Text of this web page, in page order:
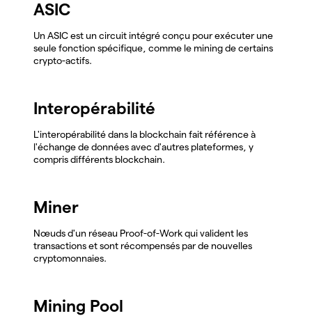
ASIC
Un ASIC est un circuit intégré conçu pour exécuter une
seule fonction spécifique, comme le mining de certains
crypto-actifs.
Interopérabilité
L'interopérabilité dans la blockchain fait référence à
l'échange de données avec d'autres plateformes, y
compris différents blockchain.
Miner
Nœuds d'un réseau Proof-of-Work qui valident les
transactions et sont récompensés par de nouvelles
cryptomonnaies.
Mining Pool